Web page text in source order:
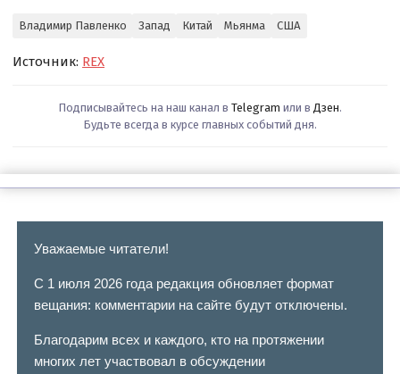
Владимир Павленко Запад Китай Мьянма США
Источник: REX
Подписывайтесь на наш канал в Telegram или в Дзен.
Будьте всегда в курсе главных событий дня.
Уважаемые читатели!
С 1 июля 2026 года редакция обновляет формат
вещания: комментарии на сайте будут отключены.
Благодарим всех и каждого, кто на протяжении
многих лет участвовал в обсуждении